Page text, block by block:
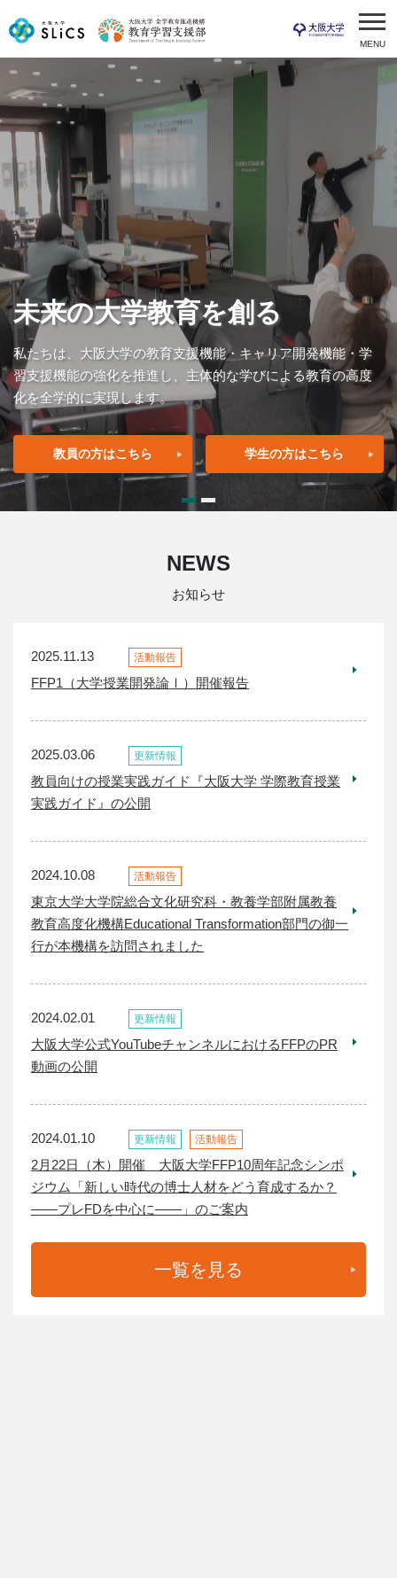
MENU
未来の大学教育を創る
私たちは、大阪大学の教育支援機能・キャリア開発機能・学
習支援機能の強化を推進し、主体的な学びによる教育の高度
化を全学的に実現します。
教員の方はこちら 学生の方はこちら
NEWS
お知らせ
2025.11.13 活動報告
FFP1（大学授業開発論Ⅰ）開催報告
2025.03.06 更新情報
教員向けの授業実践ガイド『大阪大学 学際教育授業
実践ガイド』の公開
2024.10.08 活動報告
東京大学大学院総合文化研究科・教養学部附属教養
教育高度化機構Educational Transformation部門の御一
行が本機構を訪問されました
2024.02.01 更新情報
大阪大学公式YouTubeチャンネルにおけるFFPのPR
動画の公開
2024.01.10 更新情報 活動報告
2月22日（木）開催 大阪大学FFP10周年記念シンポ
ジウム「新しい時代の博士人材をどう育成するか？
——プレFDを中心に——」のご案内
一覧を見る